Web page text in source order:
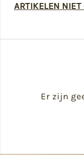
ARTIKELEN
Er zijn